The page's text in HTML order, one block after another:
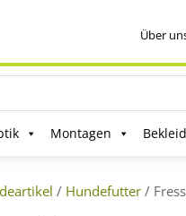
Über
Montagen
/ Hundefutter /